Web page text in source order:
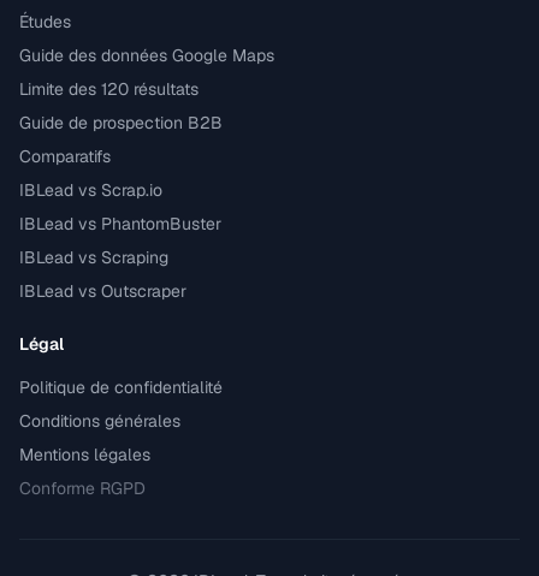
Études
Guide des données Google Maps
Limite des 120 résultats
Guide de prospection B2B
Comparatifs
IBLead vs Scrap.io
IBLead vs PhantomBuster
IBLead vs Scraping
IBLead vs Outscraper
Légal
Politique de confidentialité
Conditions générales
Mentions légales
Conforme RGPD